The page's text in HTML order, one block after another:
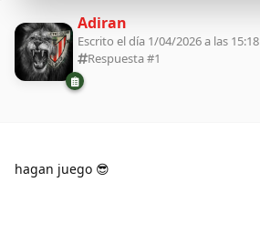
Adiran
Escrito el día 1/04/2026 a las 15:18
Respuesta #1
hagan juego 😎